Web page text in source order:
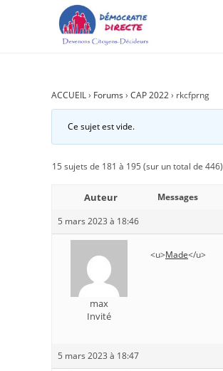
ACCUEIL› Forums › CAP 2022› rkcfprng
Ce sujet est vide.
15 sujets de 181 à 195 (sur un total de 446)
Auteur
Messages
5 mars 2023 à 18:46
max
Invité
<u>Made</u>
5 mars 2023 à 18:47